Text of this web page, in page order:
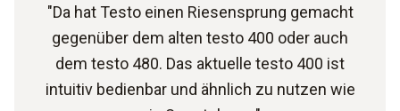
"Da hat Testo einen Riesensprung gemacht
gegenüber dem alten testo 400 oder auch
dem testo 480. Das aktuelle testo 400 ist
intuitiv bedienbar und ähnlich zu nutzen wie